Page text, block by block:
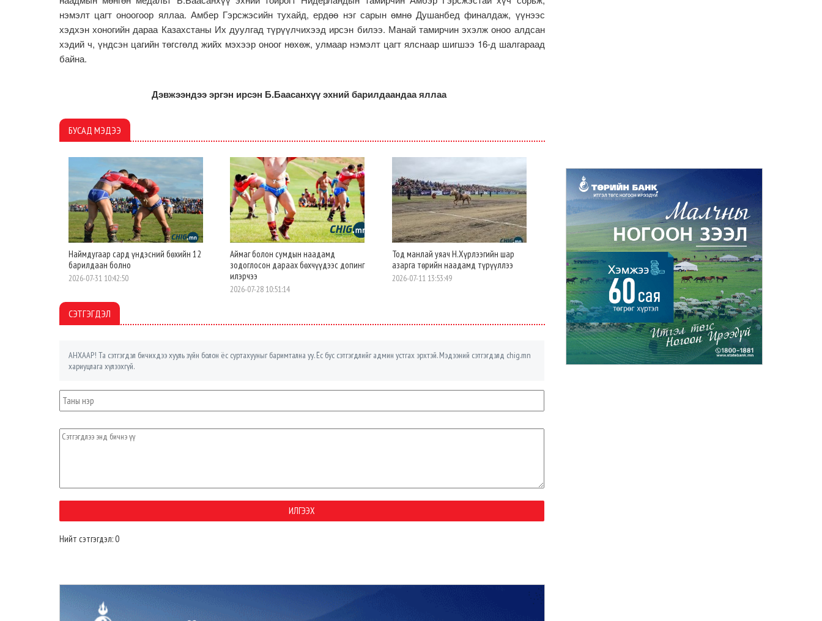
нэмэлт цагт оноогоор яллаа. Амбер Гэрсжэсийн тухайд, ердөө нэг сарын өмнө Душанбед финалдаж, үүнээс
хэдхэн хоногийн дараа Казахстаны Их дуулгад түрүүлчихээд ирсэн билээ. Манай тамирчин эхэлж оноо алдсан
хэдий ч, үндсэн цагийн төгсгөлд жийх мэхээр оноог нөхөж, улмаар нэмэлт цагт ялснаар шигшээ 16-д шалгараад
байна.
Дэвжээндээ эргэн ирсэн Б.Баасанхүү эхний барилдаандаа яллаа
БУСАД МЭДЭЭ
Наймдугаар сард үндэсний бөхийн 12
барилдаан болно
2026-07-31 10:42:50
Аймаг болон сумдын наадамд
зодоглосон дараах бөхчүүдээс допинг
илэрчээ
2026-07-28 10:51:14
Тод манлай уяач Н.Хүрлээгийн шар
азарга төрийн наадамд түрүүллээ
2026-07-11 13:53:49
СЭТГЭГДЭЛ
АНХААР! Та сэтгэгдэл бичихдээ хууль зүйн болон ёс суртахууныг баримтална уу. Ёс бус сэтгэгдлийг админ устгах эрхтэй. Мэдээний сэтгэгдэлд chig.mn
хариуцлага хүлээхгүй.
Нийт сэтгэгдэл: 0